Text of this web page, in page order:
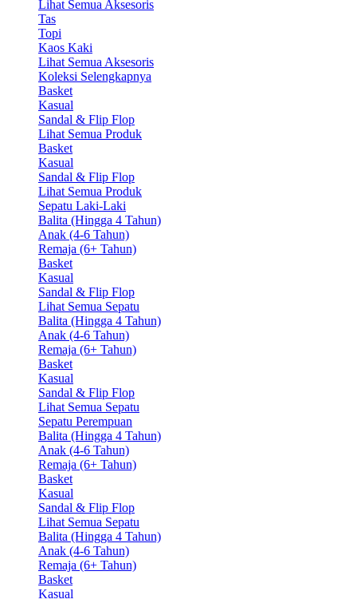
Lihat Semua Aksesoris
Tas
Topi
Kaos Kaki
Lihat Semua Aksesoris
Koleksi Selengkapnya
Basket
Kasual
Sandal & Flip Flop
Lihat Semua Produk
Basket
Kasual
Sandal & Flip Flop
Lihat Semua Produk
Sepatu Laki-Laki
Balita (Hingga 4 Tahun)
Anak (4-6 Tahun)
Remaja (6+ Tahun)
Basket
Kasual
Sandal & Flip Flop
Lihat Semua Sepatu
Balita (Hingga 4 Tahun)
Anak (4-6 Tahun)
Remaja (6+ Tahun)
Basket
Kasual
Sandal & Flip Flop
Lihat Semua Sepatu
Sepatu Perempuan
Balita (Hingga 4 Tahun)
Anak (4-6 Tahun)
Remaja (6+ Tahun)
Basket
Kasual
Sandal & Flip Flop
Lihat Semua Sepatu
Balita (Hingga 4 Tahun)
Anak (4-6 Tahun)
Remaja (6+ Tahun)
Basket
Kasual